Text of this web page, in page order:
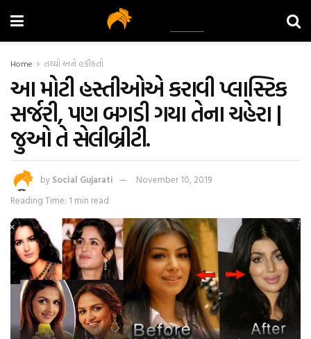
Home તથ્યો અને હકીકતો
આ મોટી હસ્તીઓએ કરાવી પ્લાસ્ટિક
સર્જરી, પણ બગડી ગયા તેના ચહેરા |
જુઓ તે સેલીબ્રીટી.
by Social Gujarati
November 10, 2019
Reading Time: 1 min read